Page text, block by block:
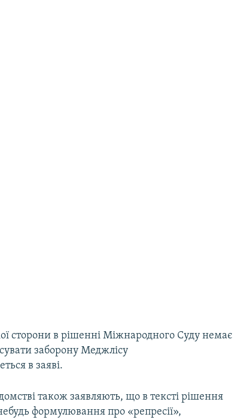
сторони в рішенні Міжнародного Суду немає
заборону Меджлісу
в заяві.
також заявляють, що в тексті рішення
формулювання про «репресії»,